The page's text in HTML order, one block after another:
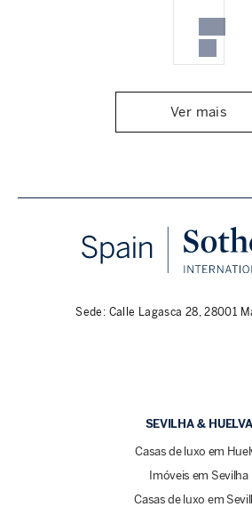
Ver mais
Sede: Calle Lagasca 28, 28001
SEVILHA & HUELVA
Casas de luxo em
Imóveis em Sevilha
Casas de luxo em